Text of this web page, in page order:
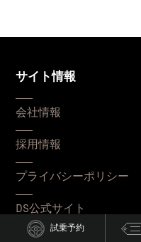
試乗予約
サイト情報
会社情報
採用情報
プライバシーポリシー
DS公式サイト